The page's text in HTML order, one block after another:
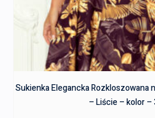
Sukienka Elegancka Rozkloszowana
– Liście – kolor –